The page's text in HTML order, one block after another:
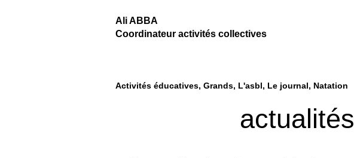
Ali ABBA
Coordinateur activités collectives
Activités éducatives Grands L'asbl Le journal Natation
actualités